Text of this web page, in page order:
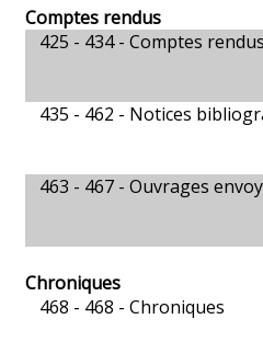
Comptes rendus
425 - 434 - Comptes rendus
435 - 462 - Notices
463 - 467 - Ouvrages
Chroniques
468 - 468 - Chroniques